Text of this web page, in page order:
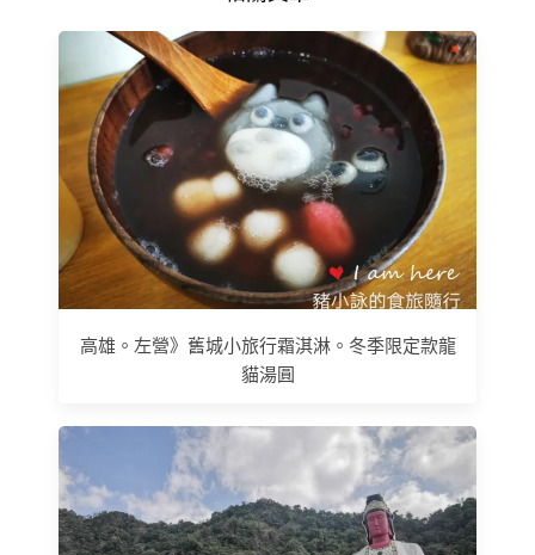
高雄。左營》舊城小旅行霜淇淋。冬季限定款龍
貓湯圓